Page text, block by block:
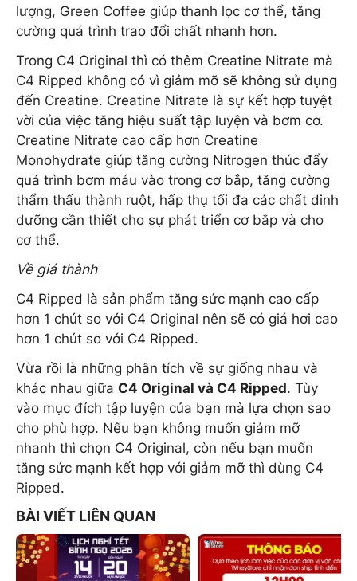
lượng, Green Coffee giúp thanh lọc cơ thể, tăng
cường quá trình trao đổi chất nhanh hơn.
Trong C4 Original thì có thêm Creatine Nitrate mà
C4 Ripped không có vì giảm mỡ sẽ không sử dụng
đến Creatine. Creatine Nitrate là sự kết hợp tuyệt
vời của việc tăng hiệu suất tập luyện và bơm cơ.
Creatine Nitrate cao cấp hơn Creatine
Monohydrate giúp tăng cường Nitrogen thúc đẩy
quá trình bơm máu vào trong cơ bắp, tăng cường
thẩm thấu thành ruột, hấp thụ tối đa các chất dinh
dưỡng cần thiết cho sự phát triển cơ bắp và cho
cơ thể.
Về giá thành
C4 Ripped là sản phẩm tăng sức mạnh cao cấp
hơn 1 chút so với C4 Original nên sẽ có giá hơi cao
hơn 1 chút so với C4 Ripped.
Vừa rồi là những phân tích về sự giống nhau và
khác nhau giữa C4 Original và C4 Ripped. Tùy
vào mục đích tập luyện của bạn mà lựa chọn sao
cho phù hợp. Nếu bạn không muốn giảm mỡ
nhanh thì chọn C4 Original, còn nếu bạn muốn
tăng sức mạnh kết hợp với giảm mỡ thì dùng C4
Ripped.
BÀI VIẾT LIÊN QUAN